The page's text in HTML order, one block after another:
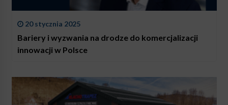
20 stycznia 2025
Bariery i wyzwania na drodze do komercjalizacji
innowacji w Polsce